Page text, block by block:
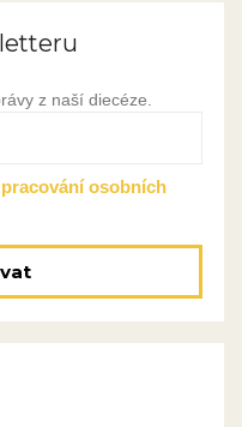
z naší diecéze.
osobních